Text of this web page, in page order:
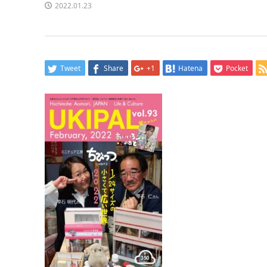
2022.01.23
Tweet Share +1 Hatena Pocket